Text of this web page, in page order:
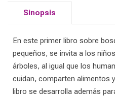
Sinopsis
En este primer libro sobre
pequeños, se invita a los
árboles, al igual que los
cuidan, comparten alimentos
libro se desarrolla además